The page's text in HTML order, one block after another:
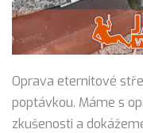
Oprava eternitové
poptávkou. Máme s
zkušenosti a